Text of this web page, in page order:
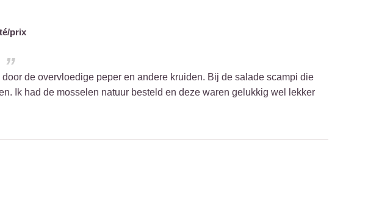
prix
de overvloedige peper en andere kruiden. Bij de salade scampi die
Ik had de mosselen natuur besteld en deze waren gelukkig wel lekker